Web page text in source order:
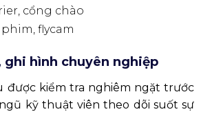
cổng chào
flycam
ghi hình chuyên nghiệp
được kiểm tra nghiêm ngặt trước
kỹ thuật viên theo dõi suốt sự